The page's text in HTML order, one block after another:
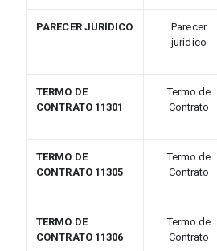
PARECER JURÍDICO
Parecer
jurídico
TERMO DE
CONTRATO 11301
Termo de
Contrato
TERMO DE
CONTRATO 11305
Termo de
Contrato
TERMO DE
CONTRATO 11306
Termo de
Contrato